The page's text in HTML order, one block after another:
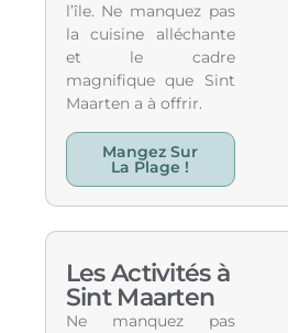
l’île. Ne manquez pas
la cuisine alléchante
et le cadre
magnifique que Sint
Maarten a à offrir.
Mangez Sur
La Plage !
Les Activités à
Sint Maarten
Ne manquez pas